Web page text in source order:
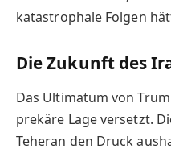
katastrophale Folgen
Die Zukunft des
Das Ultimatum von
prekäre Lage versetzt.
Teheran den Druck